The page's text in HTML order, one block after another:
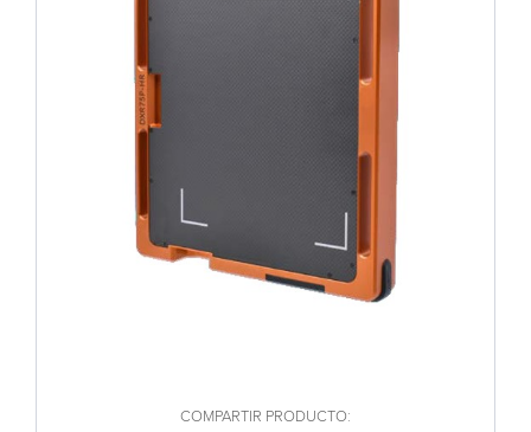
COMPARTIR PRODUCTO: